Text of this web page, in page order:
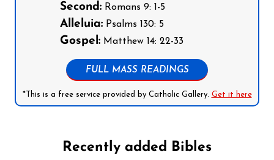
Second: Romans 9: 1-5
Alleluia: Psalms 130: 5
Gospel: Matthew 14: 22-33
FULL MASS READINGS
*This is a free service provided by Catholic Gallery. Get it here
Recently added Bibles